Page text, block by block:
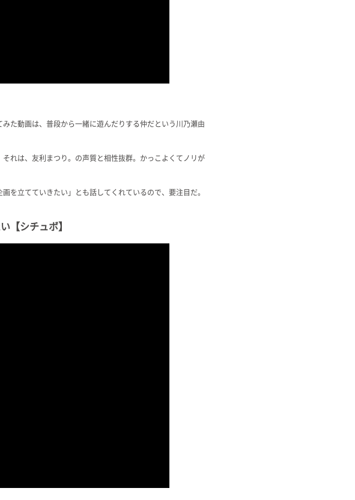
た動画は、普段から一緒に遊んだりする仲だという川乃瀬由
れは、友利まつり。の声質と相性抜群。かっこよくてノリが
を立てていきたい」とも話してくれているので、要注目だ。
【シチュボ】